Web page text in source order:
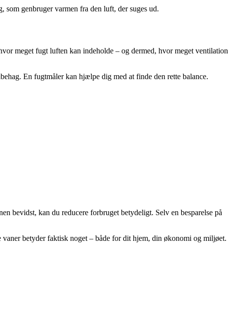
genbruger varmen fra den luft, der suges ud.
meget fugt luften kan indeholde – og dermed, hvor meget ventilation
En fugtmåler kan hjælpe dig med at finde den rette balance.
bevidst, kan du reducere forbruget betydeligt. Selv en besparelse på
betyder faktisk noget – både for dit hjem, din økonomi og miljøet.